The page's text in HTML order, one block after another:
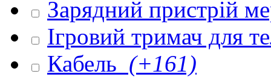
Зарядний пристрій
Ігровий тримач для
Кабель (+161)